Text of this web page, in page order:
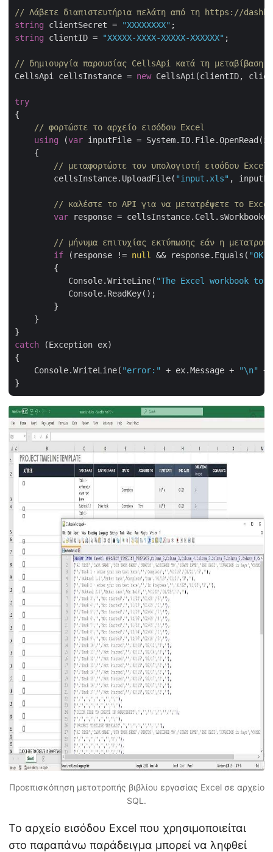
// Λάβετε διαπιστευτήρια πελάτη από τη https://
string clientSecret = "XXXXXXXX"
string clientID = "XXXXX-XXXX-XXXXX-XXXXXX" ;
// δημιουργία παρουσίας CellsApi κατά τη
CellsApi cellsInstance = new CellsApi(clientID,
try
{
// φορτώστε το αρχείο εισόδου Excel
using (var inputFile =
    {
// μεταφορτώστε τον υπολογιστή εισόδου
        cellsInstance.UploadFile(
"input.xls" ,
// καλέστε το API για να μετατρέψετε το Excel
var response =
// μήνυμα επιτυχίας εκτύπωσης εάν η
if (response != null && response.Equals( "OK"
        {
           Console.WriteLine(
"The Excel workbook to
           Console.ReadKey();
        }
    }
catch (Exception ex)
{
    Console.WriteLine(
"error:" + ex.Message + "\n"
+
Προεπισκόπηση μετατροπής βιβλίου εργασίας Excel σε αρχείο
SQL.
Το αρχείο εισόδου Excel που χρησιμοποιείται
στο παραπάνω παράδειγμα μπορεί να ληφθεί